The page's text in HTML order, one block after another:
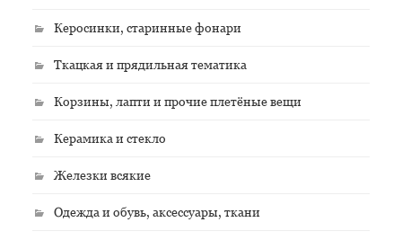
Керосинки, старинные фонари
Ткацкая и прядильная тематика
Корзины, лапти и прочие плетёные вещи
Керамика и стекло
Железки всякие
Одежда и обувь, аксессуары, ткани